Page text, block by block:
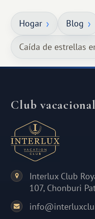
Hogar Blog
Caída de estrellas
Club
Interlux Club
107, Chonburi